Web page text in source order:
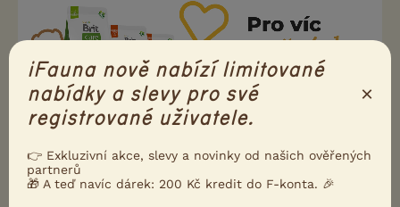
iFauna nově nabízí limitované
nabídky a slevy pro své
registrované uživatele.
×
👉 Exkluzivní akce, slevy a novinky od našich ověřených
partnerů
🎁 A teď navíc dárek: 200 Kč kredit do F-konta. 🎉